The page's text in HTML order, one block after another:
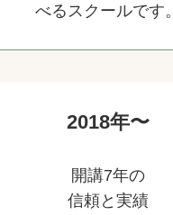
べるスクールです。
2018年〜
開講7年の
信頼と実績